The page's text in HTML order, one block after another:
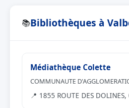
📚Bibliothèques à
Médiathèque Colette
COMMUNAUTE
📍 1855 ROUTE DES